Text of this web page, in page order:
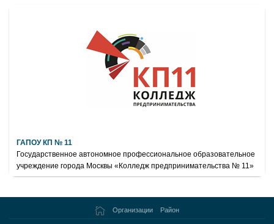
ГАПОУ КП № 11
Государственное автономное профессиональное образовательное
учреждение города Москвы «Колледж предпринимательства № 11»
Организации Район